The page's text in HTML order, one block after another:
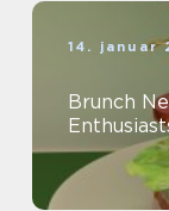
14. januar
Brunch